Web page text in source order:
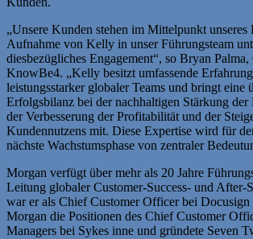
„Unsere Kunden stehen im Mittelpunkt unseres
Aufnahme von Kelly in unser Führungsteam
diesbezügliches Engagement“, so Bryan
KnowBe4. „Kelly besitzt umfassende
leistungsstarker globaler Teams und bringt eine
Erfolgsbilanz bei der nachhaltigen Stärkung
der Verbesserung der Profitabilität und der
Kundennutzens mit. Diese Expertise wird für
nächste Wachstumsphase von zentraler
Morgan verfügt über mehr als 20 Jahre
Leitung globaler Customer-Success- und After-
war er als Chief Customer Officer bei
Morgan die Positionen des Chief Customer
Managers bei Sykes inne und gründete Seven